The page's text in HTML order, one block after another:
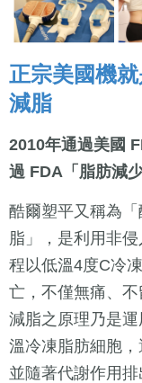
正宗美國機
減脂
2010年通過美國
過 FDA「脂肪減
酷爾塑平又稱為
脂」，是利用非
程以低溫4度C冷
亡，不僅無痛、
減脂之原理乃是
溫冷凍脂肪細胞，
並隨著代謝作用